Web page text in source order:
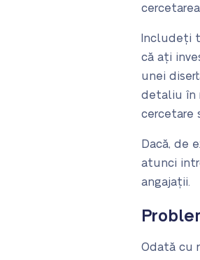
Includeți
că ați
unei
detaliu în
cercetare
Dacă, de
atunci
angajații.
Odată cu